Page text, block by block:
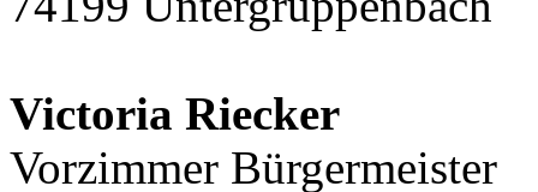
Victoria Riecker
Vorzimmer Bürgermeister